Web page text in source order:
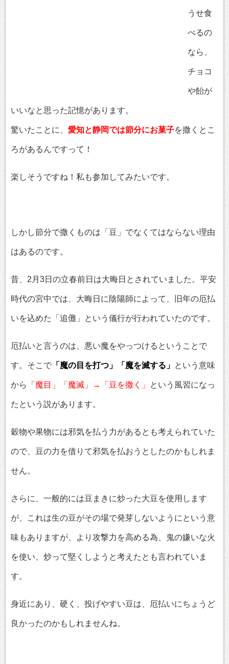
うせ食
べるの
なら、
チョコ
や飴が
いいなと思った記憶があります。
驚いたことに、 愛知と静岡では節分にお菓子を撒くとこ
ろがあるんですって！
楽しそうですね！私も参加してみたいです。
しかし節分で撒くものは「豆」でなくてはならない理由
はあるのです。
昔、2月3日の立春前日は大晦日とされていました。平安
時代の宮中では、大晦日に陰陽師によって、旧年の厄払
いを込めた「追儺」という儀行が行われていたのです。
厄払いと言うのは、悪い魔をやっつけるということで
す。そこで 「魔の目を打つ」「魔を滅する」 という意味
から 「魔目」「魔滅」→「豆を撒く」 という風習になっ
たという説があります。
穀物や果物には邪気を払う力があるとも考えられていた
ので、豆の力を借りて邪気を払おうとしたのかもしれま
せん。
さらに、一般的には豆まきに炒った大豆を使用します
が、これは生の豆がその場で発芽しないようにという意
味もありますが、より攻撃力を高める為、鬼の嫌いな火
を使い、炒って堅くしようと考えたとも言われていま
す。
身近にあり、硬く、投げやすい豆は、厄払いにちょうど
良かったのかもしれませんね。